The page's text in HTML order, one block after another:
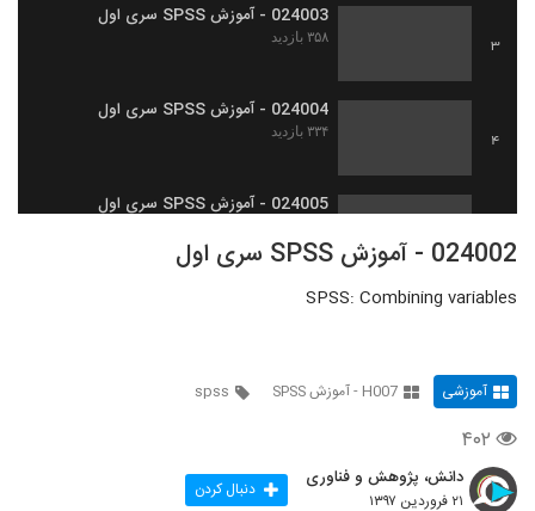
3
024003 - آموزش SPSS سری اول
۳۵۸ بازدید
4
024004 - آموزش SPSS سری اول
۳۳۴ بازدید
024005 - آموزش SPSS سری اول
024006 - آموزش SPSS سری اول
024007 - آموزش SPSS سری اول
024008 - آموزش SPSS سری اول
024002 - آموزش SPSS سری اول
SPSS: Combining variables
آموزشی H007 - آموزش SPSS spss
۴۰۲
دانش، پژوهش و فناوری
۲۱ فروردین ۱۳۹۷ دنبال کردن